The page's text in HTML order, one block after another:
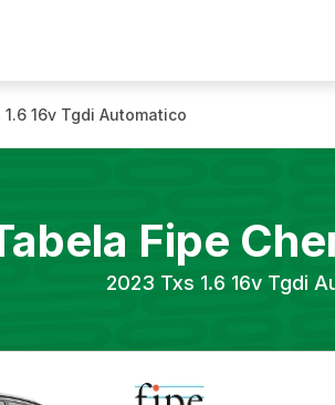
1.6 16v Tgdi Automatico
Fipe
2023 Txs 1.6 16v Tgdi